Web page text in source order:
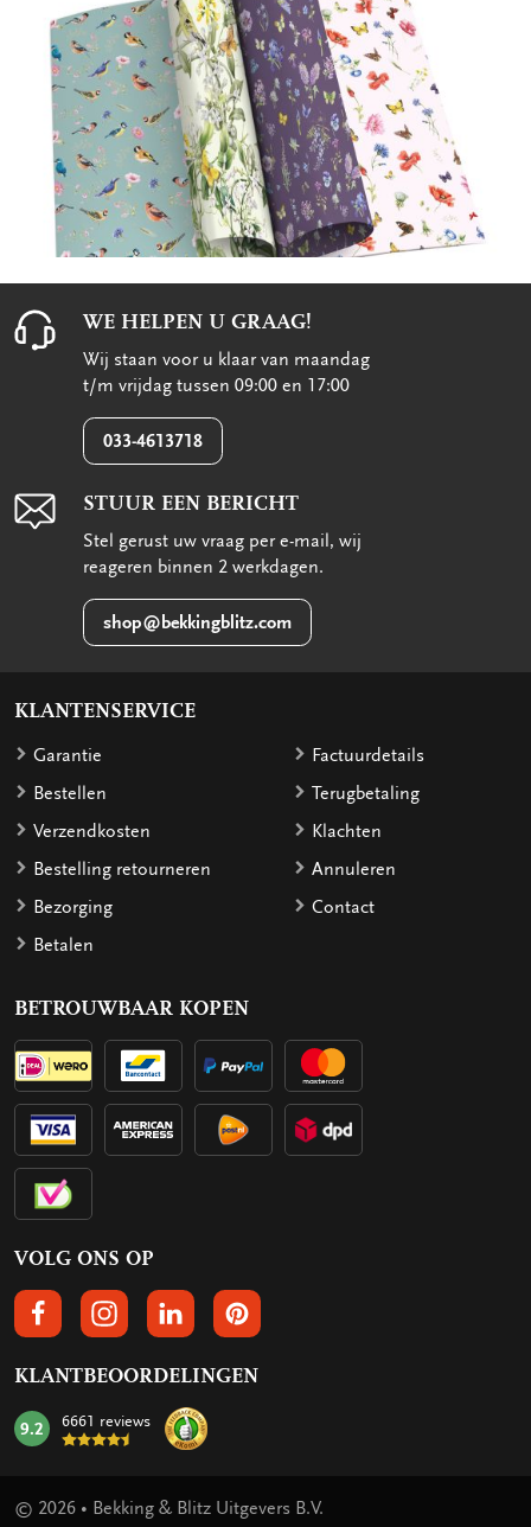
WE HELPEN U GRAAG!
Wij staan voor u klaar van maandag
t/m vrijdag tussen 09:00 en 17:00
033-4613718
STUUR EEN BERICHT
Stel gerust uw vraag per e-mail, wij
reageren binnen 2 werkdagen.
shop@bekkingblitz.com
KLANTENSERVICE
Garantie
Bestellen
Verzendkosten
Bestelling retourneren
Bezorging
Betalen
Factuurdetails
Terugbetaling
Klachten
Annuleren
Contact
BETROUWBAAR KOPEN
VOLG ONS OP
VOLGS ONS OP FACEBOOK
VOLG ONS OP INSTAGRAM
VOLG ONS OP LINKEDIN
VOLG ONS OP PINTEREST
KLANTBEOORDELINGEN
mark:
9.2 6661 reviews
© 2026 • Bekking & Blitz Uitgevers B.V.